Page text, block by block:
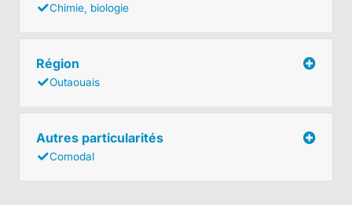
Chimie, biologie
Région
Outaouais
Autres particularités
Comodal